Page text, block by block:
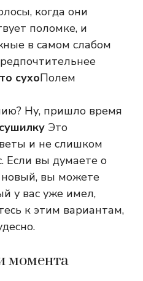
когда они
поломке, и
в самом слабом
сухоПолем
Ну, пришло время
Это
и не слишком
Если вы думаете о
вы можете
у вас уже имел,
к этим вариантам,
момента